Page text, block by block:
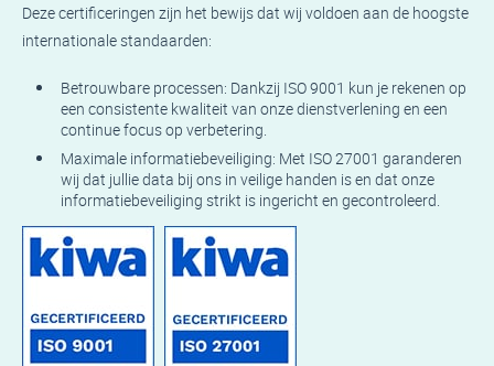
Deze certificeringen zijn het bewijs dat wij voldoen aan de hoogste
internationale standaarden:
Betrouwbare processen: Dankzij ISO 9001 kun je rekenen op
een consistente kwaliteit van onze dienstverlening en een
continue focus op verbetering.
Maximale informatiebeveiliging: Met ISO 27001 garanderen
wij dat jullie data bij ons in veilige handen is en dat onze
informatiebeveiliging strikt is ingericht en gecontroleerd.